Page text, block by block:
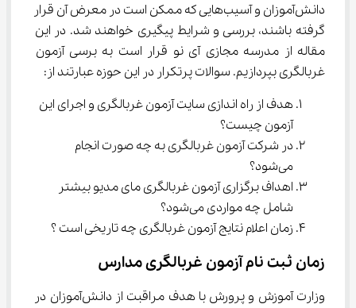
دانش‌آموزان و آسیب‌هایی که ممکن است در معرض آن قرار
گرفته باشند، بررسی و شرایط پیگیری خواهند شد. در این
مقاله از مدرسه مجازی آی نو قرار است به برسی آزمون
غربالگری بپردازیم. سوالات پرتکرار در این حوزه عبارتند از:
هدف از راه اندازی سایت آزمون غربالگری و اجرای این
آزمون چیست؟
در شرکت آزمون غربالگری به چه صورت انجام
می‌شود؟
اهداف برگزاری آزمون غربالگری مای مدیو بیشتر
شامل چه مواردی می‌شود؟
زمان اعلام نتایج آزمون غربالگری چه تاریخی است ؟
زمان ثبت نام آزمون غربالگری مدارس
وزارت آموزش و پرورش با هدف مراقبت از دانش‌آموزان در